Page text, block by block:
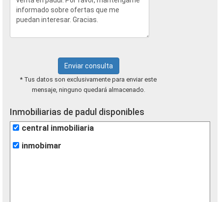
Enviar consulta
* Tus datos son exclusivamente para enviar este
mensaje, ninguno quedará almacenado.
Inmobiliarias de padul disponibles
central inmobiliaria
inmobimar